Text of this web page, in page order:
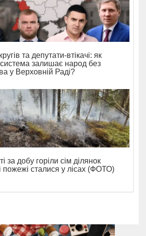
та депутати-втікачі: як
залишає народ без
у Верховній Раді?
за добу горіли сім ділянок
пожежі сталися у лісах (ФОТО)